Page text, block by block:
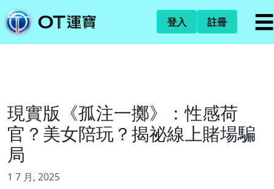
☰
登入 註冊
現實版《孤注一擲》：性感荷
官？美女陪玩？揭祕線上賭場騙
局
1 7 月, 2025